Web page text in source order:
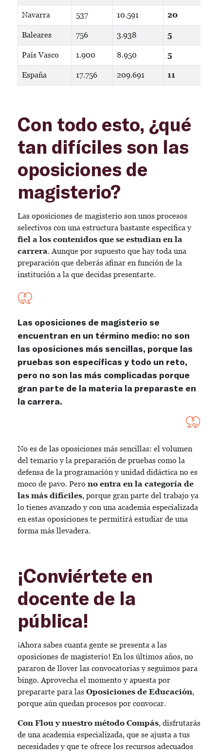
Navarra 537 10.591 20
Baleares 756 3.938 5
País Vasco 1.900 8.950 5
España 17.756 209.691 11
Con todo esto, ¿qué
tan difíciles son las
oposiciones de
magisterio?
Las oposiciones de magisterio son unos procesos
selectivos con una estructura bastante específica y
fiel a los contenidos que se estudian en la
carrera. Aunque por supuesto que hay toda una
preparación que deberás afinar en función de la
institución a la que decidas presentarte.
Las oposiciones de magisterio se
encuentran en un término medio: no son
las oposiciones más sencillas, porque las
pruebas son específicas y todo un reto,
pero no son las más complicadas porque
gran parte de la materia la preparaste en
la carrera.
No es de las oposiciones más sencillas: el volumen
del temario y la preparación de pruebas como la
defensa de la programación y unidad didáctica no es
moco de pavo. Pero no entra en la categoría de
las más difíciles, porque gran parte del trabajo ya
lo tienes avanzado y con una academia especializada
en estas oposiciones te permitirá estudiar de una
forma más llevadera.
¡Conviértete en
docente de la
pública!
¡Ahora sabes cuanta gente se presenta a las
oposiciones de magisterio! En los últimos años, no
pararon de llover las convocatorias y seguimos para
bingo. Aprovecha el momento y apuesta por
prepararte para las Oposiciones de Educación,
porque aún quedan procesos por convocar.
Con Flou y nuestro método Compás, disfrutarás
de una academia especializada, que se ajusta a tus
necesidades y que te ofrece los recursos adecuados